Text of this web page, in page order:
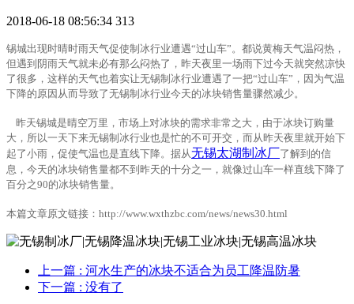
2018-06-18 08:56:34 313
锡城出现时晴时雨天气促使制冰行业遭遇“过山车”。都说黄梅天气温闷热，
但遇到阴雨天气就未必有那么闷热了，昨天夜里一场雨下过今天就突然凉快
了很多，这样的天气也着实让无锡制冰行业遭遇了一把“过山车”，因为气温
下降的原因从而导致了无锡制冰行业今天的冰块销售量骤然减少。
昨天锡城是晴空万里，市场上对冰块的需求非常之大，由于冰块订购量
大，所以一天下来无锡制冰行业也是忙的不可开交，而从昨天夜里就开始下
起了小雨，促使气温也是直线下降。据从无锡太湖制冰厂了解到的信
息，今天的冰块销售量都不到昨天的十分之一，就像过山车一样直线下降了
百分之90的冰块销售量。
本篇文章原文链接：http://www.wxthzbc.com/news/news30.html
上一篇 : 河水生产的冰块不适合为员工降温防暑
下一篇 : 没有了